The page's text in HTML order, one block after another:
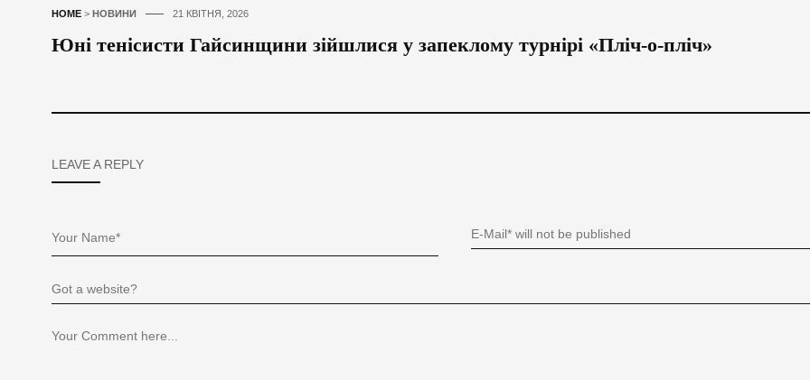
HOME > НОВИНИ 21 КВІТНЯ, 2026
Юні тенісисти Гайсинщини зійшлися у запеклому турнірі «Пліч-о-пліч»
LEAVE A REPLY